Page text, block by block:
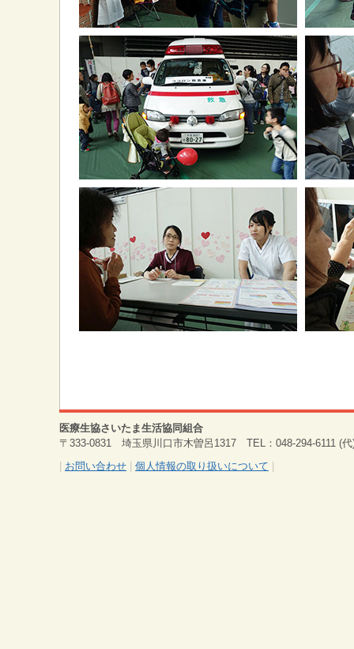
医療生協さいたま生活協同組合
〒333-0831 埼玉県川口市木曽呂1317 TEL：048-294-6111 (
お問い合わせ 個人情報の取り扱いについて